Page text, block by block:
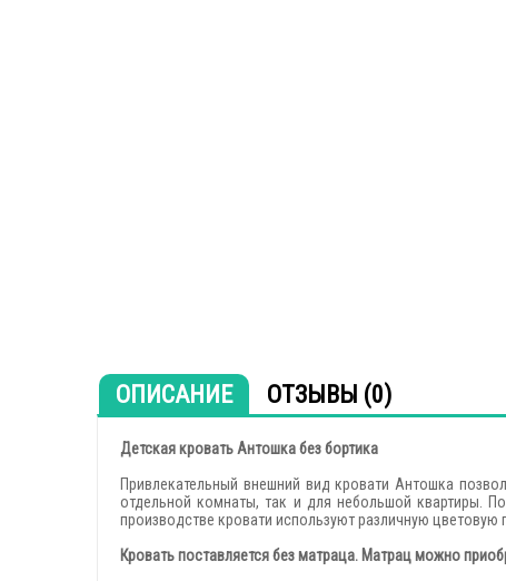
ОПИСАНИЕ ОТЗЫВЫ (0)
Детская кровать Антошка без бортика
Привлекательный внешний вид кровати Антошка
отдельной комнаты, так и для небольшой квартиры.
производстве кровати используют различную
Кровать поставляется без матраца. Матрац можно